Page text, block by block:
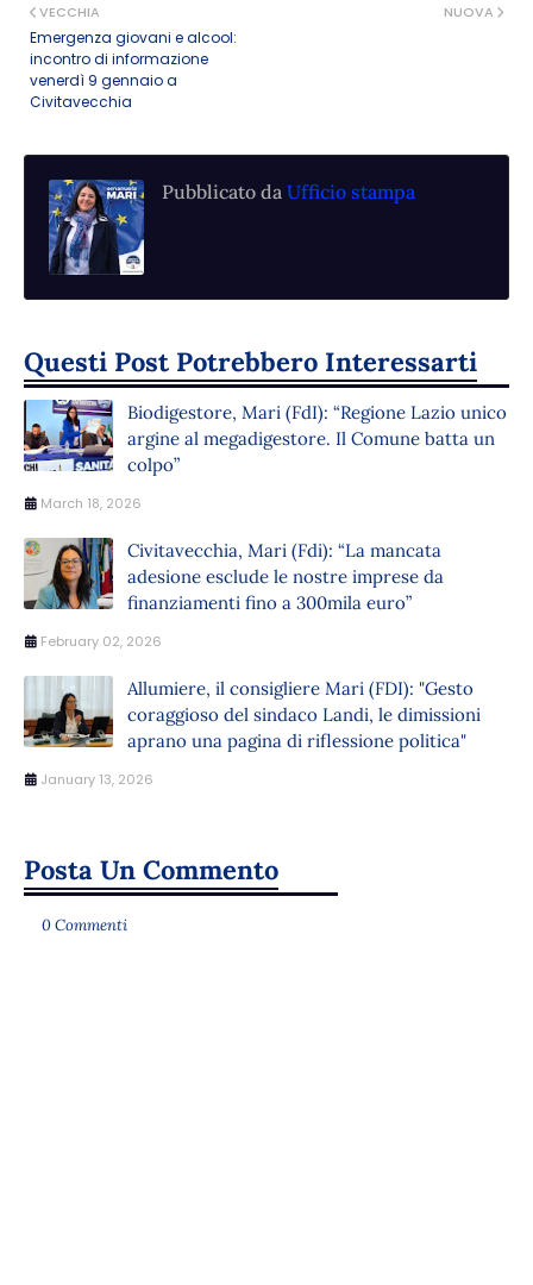
NUOVA
VECCHIA
Emergenza giovani e alcool:
incontro di informazione
venerdì 9 gennaio a
Civitavecchia
Pubblicato da Ufficio stampa
Questi Post Potrebbero Interessarti
Biodigestore, Mari (FdI): “Regione Lazio unico
argine al megadigestore. Il Comune batta un
colpo”
March 18, 2026
Civitavecchia, Mari (Fdi): “La mancata
adesione esclude le nostre imprese da
finanziamenti fino a 300mila euro”
February 02, 2026
Allumiere, il consigliere Mari (FDI): "Gesto
coraggioso del sindaco Landi, le dimissioni
aprano una pagina di riflessione politica"
January 13, 2026
Posta Un Commento
0 Commenti